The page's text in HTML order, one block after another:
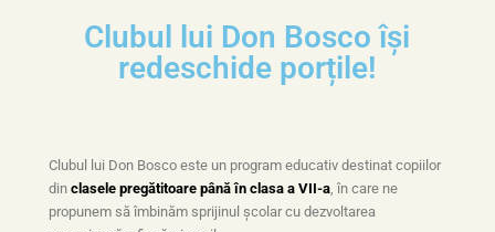
Clubul lui Don Bosco își
redeschide porțile!
Clubul lui Don Bosco este un program educativ destinat copiilor
din clasele pregătitoare până în clasa a VII-a, în care ne
propunem să îmbinăm sprijinul școlar cu dezvoltarea